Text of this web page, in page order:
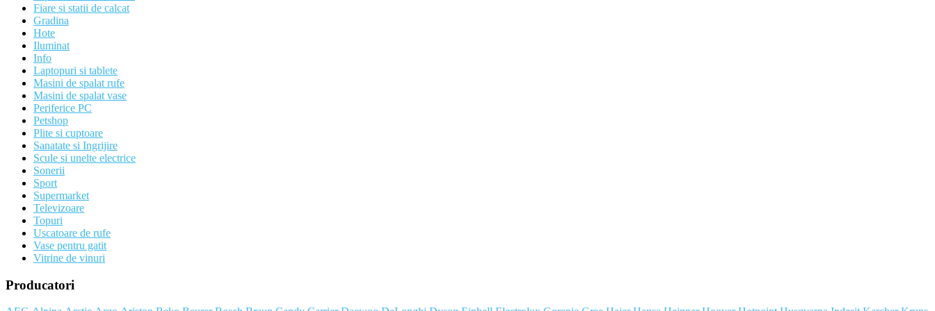
Fiare si statii de calcat
Gradina
Hote
Iluminat
Info
Laptopuri si tablete
Masini de spalat rufe
Masini de spalat vase
Periferice PC
Petshop
Plite si cuptoare
Sanatate si Ingrijire
Scule si unelte electrice
Sonerii
Sport
Supermarket
Televizoare
Topuri
Uscatoare de rufe
Vase pentru gatit
Vitrine de vinuri
Producatori